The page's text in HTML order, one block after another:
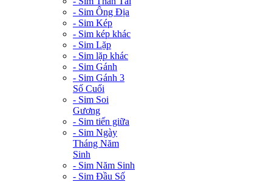
- Sim Ông Địa
- Sim Kép
- Sim kép khác
- Sim Lặp
- Sim lặp khác
- Sim Gánh
- Sim Gánh 3
Số Cuối
- Sim Soi
Gương
- Sim tiến giữa
- Sim Ngày
Tháng Năm
Sinh
- Sim Năm Sinh
- Sim Đầu Số